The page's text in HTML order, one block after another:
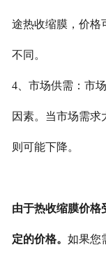
途热收缩膜，价格
不同。
4、市场供需：市
因素。当市场需求
则可能下降。
由于热收缩膜价格
定的价格。 如果您